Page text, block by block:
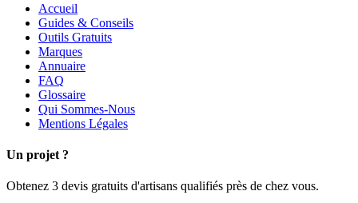
Accueil
Guides & Conseils
Outils Gratuits
Marques
Annuaire
FAQ
Glossaire
Qui Sommes-Nous
Mentions Légales
Un projet ?
Obtenez 3 devis gratuits d'artisans qualifiés près de chez vous.